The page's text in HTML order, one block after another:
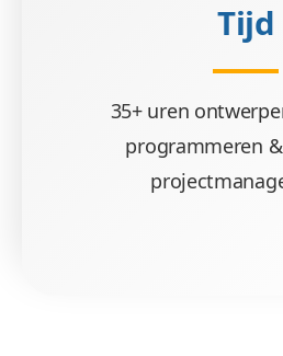
Tijd
35+ uren
programmeren